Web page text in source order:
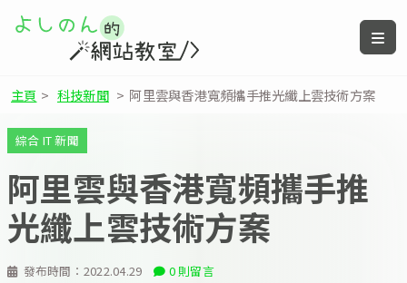
主頁 > 科技新聞 > 阿里雲與香港寬頻攜手推光纖上雲技術方案
發布時間： 2022.04.29 0 則留言
綜合 IT 新聞
阿里雲與香港寬頻攜手推
光纖上雲技術方案